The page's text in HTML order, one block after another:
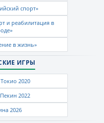
спорт»
и реабилитация в
в жизнь»
ИГРЫ
2020
2022
2026